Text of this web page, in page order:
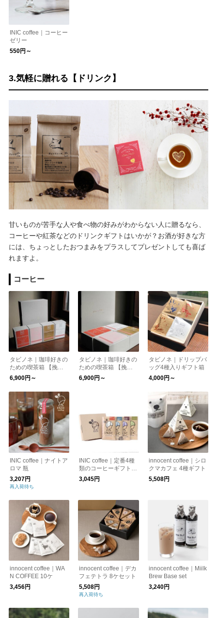
INIC coffee｜コーヒー
ゼリー
550円～
3.気軽に贈れる【ドリンク】
甘いものが苦手な人や食べ物の好みがわからない人に贈るなら、
コーヒーや紅茶などのドリンクギフトはいかが？お酒が好きな方
には、ちょっとしたおつまみをプラスしてプレゼントしても喜ば
れますよ。
コーヒー
タビノネ｜珈琲好きの
ための喫茶箱 【挽き
方 : 豆】
6,900円～
タビノネ｜珈琲好きの
ための喫茶箱 【挽き
方 : 粉】
6,900円～
タビノネ｜ドリップバ
ッグ4種入りギフト箱
4,000円～
INIC coffee｜ナイトア
ロマ 瓶
3,207円
再入荷待ち
INIC coffee｜定番4種
類のコーヒーギフトセ
ット
3,045円
innocent coffee｜シロ
クマカフェ 4種ギフト
5,508円
innocent coffee｜WA
N COFFEE 10ケ
3,456円
innocent coffee｜デカ
フェテトラ 8ケセット
5,508円
再入荷待ち
innocent coffee｜Miilk
Brew Base set
3,240円